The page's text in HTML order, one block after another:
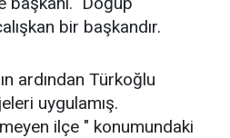
bir başkandır.
ardından Türkoğlu
uygulamış.
ilçe " konumundaki